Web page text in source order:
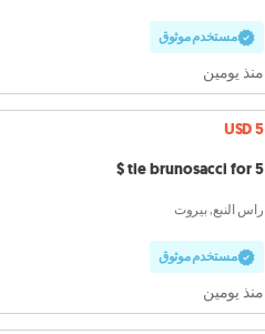
مستخدم موثوق
منذ يومين
USD 5
tie brunosacci for 5 $
راس النبع, بيروت
مستخدم موثوق
منذ يومين